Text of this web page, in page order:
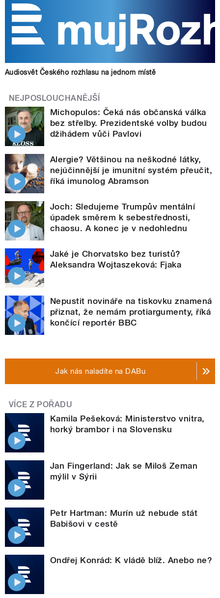
Audiosvět Českého rozhlasu na jednom místě
NEJPOSLOUCHANĚJŠÍ
Michopulos: Čeká nás občanská válka
bez střelby. Prezidentské volby budou
džihádem vůči Pavlovi
Alergie? Většinou na neškodné látky,
nejúčinnější je imunitní systém přeučit,
říká imunolog Abramson
Joch: Sledujeme Trumpův mentální
úpadek směrem k sebestřednosti,
chaosu. A konec je v nedohlednu
Jaké je Chorvatsko bez turistů?
Aleksandra Wojtaszeková: Fjaka
Nepustit novináře na tiskovku znamená
přiznat, že nemám protiargumenty, říká
končící reportér BBC
Jak nás naladíte na DABu
VÍCE Z POŘADU
Kamila Pešeková: Ministerstvo vnitra,
horký brambor i na Slovensku
Jan Fingerland: Jak se Miloš Zeman
mýlil v Sýrii
Petr Hartman: Murín už nebude stát
Babišovi v cestě
Ondřej Konrád: K vládě blíž. Anebo ne?